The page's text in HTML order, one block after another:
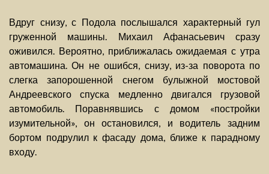
Вдруг снизу, с Подола послышался характерный гул
груженной машины. Михаил Афанасьевич сразу
оживился. Вероятно, приближалась ожидаемая с утра
автомашина. Он не ошибся, снизу, из-за поворота по
слегка запорошенной снегом булыжной мостовой
Андреевского спуска медленно двигался грузовой
автомобиль. Поравнявшись с домом «постройки
изумительной», он остановился, и водитель задним
бортом подрулил к фасаду дома, ближе к парадному
входу.